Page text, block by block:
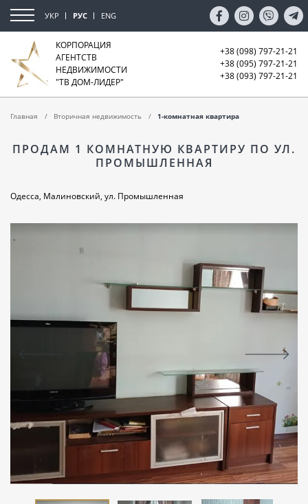
УКР РУС ENG
КОРПОРАЦИЯ
АГЕНТСТВ
НЕДВИЖИМОСТИ
"ТВ ДОМ-ЛИДЕР"
+38 (098) 797-21-21
+38 (095) 797-21-21
+38 (093) 797-21-21
Главная Вторичная недвижимость 1-комнатная квартира
ПРОДАМ 1 КОМНАТНУЮ КВАРТИРУ ПО УЛ.
ПРОМЫШЛЕННАЯ
Одесса, Малиновский, ул. Промышленная